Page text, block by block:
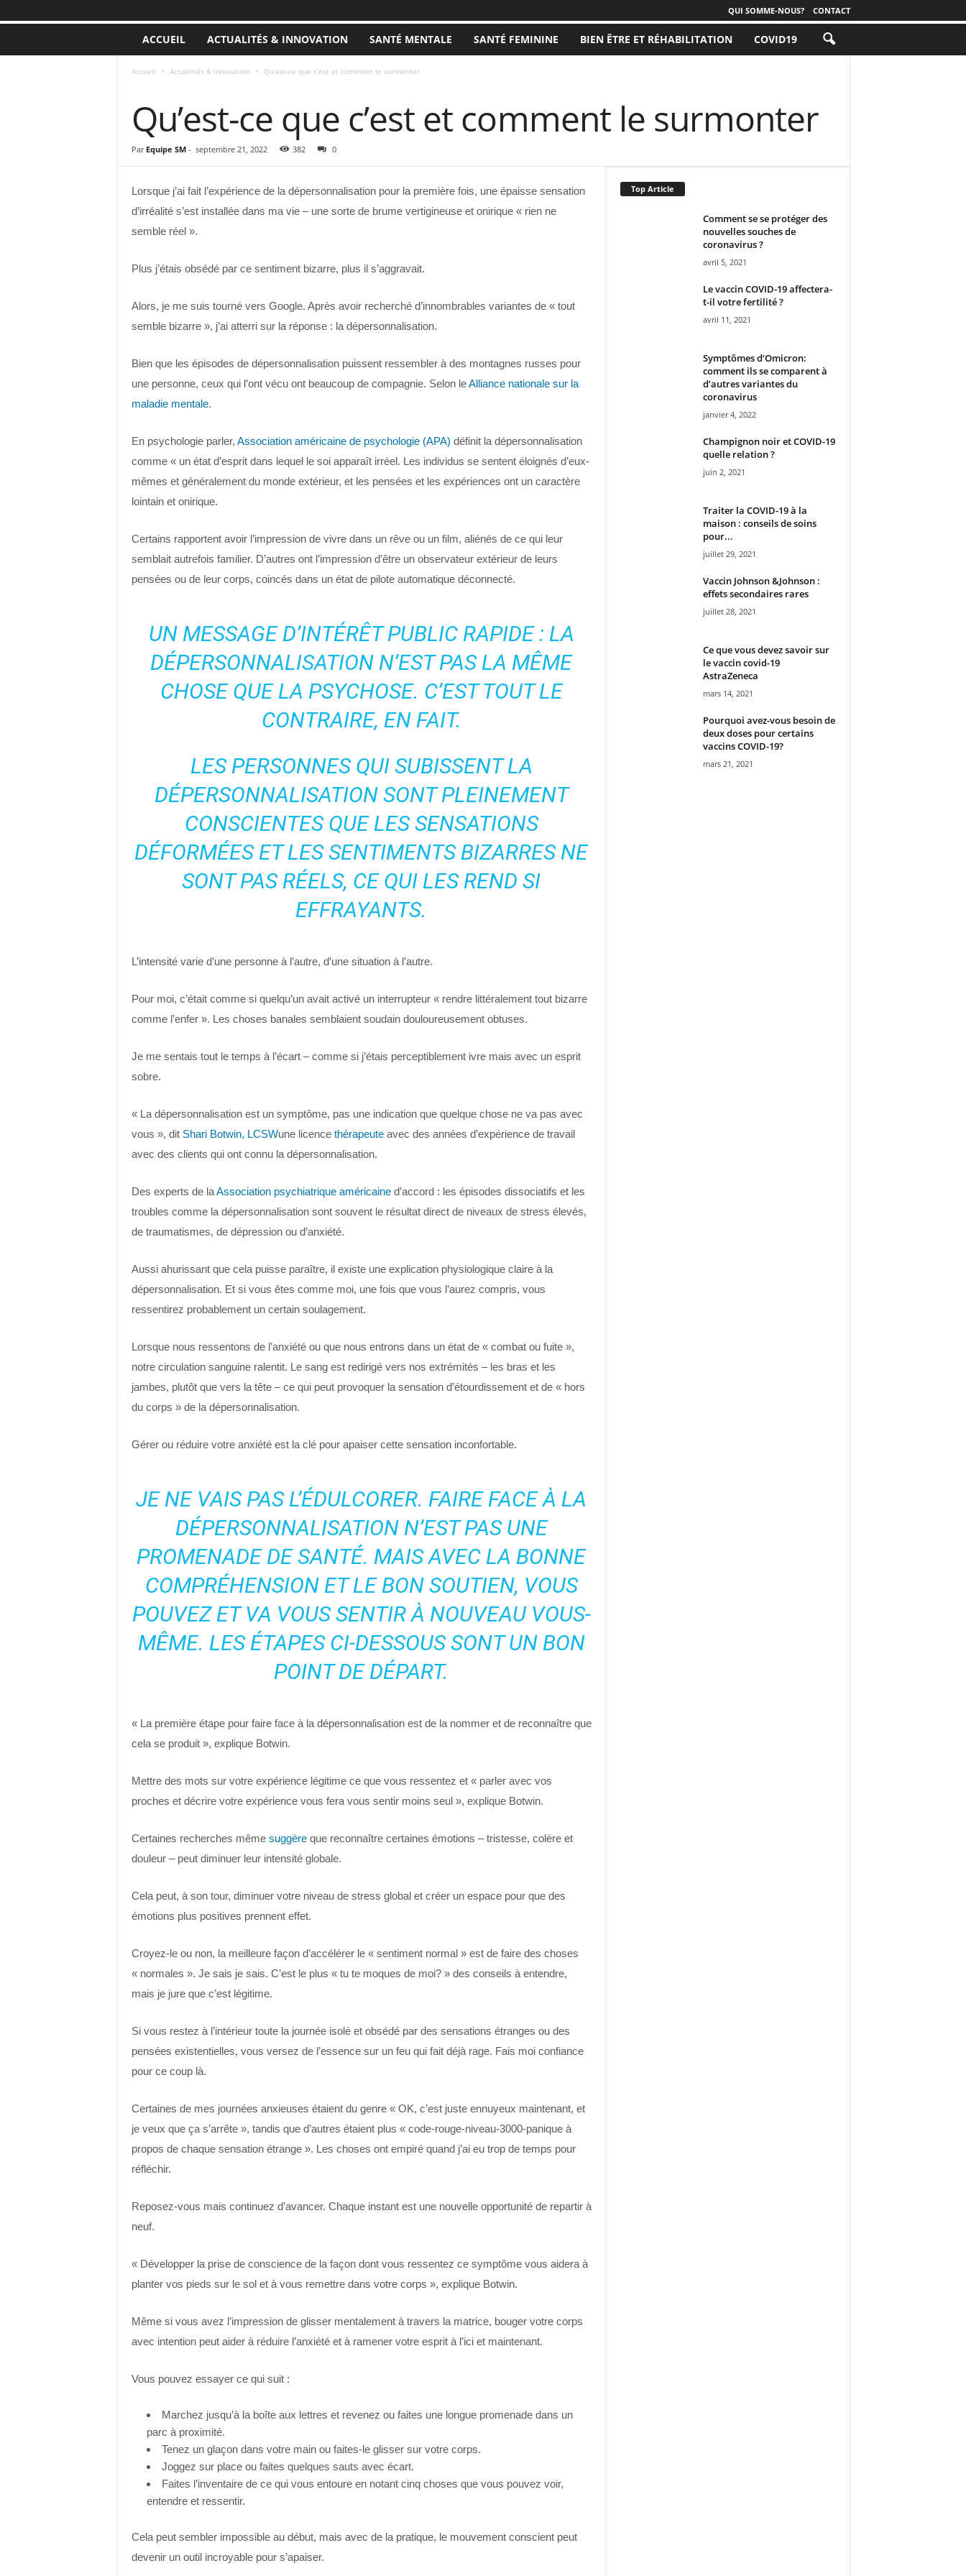
QUI SOMME-NOUS? CONTACT
ACCUEIL ACTUALITÉS & INNOVATION SANTÉ MENTALE SANTÉ FEMININE BIEN ÊTRE ET RÉHABILITATION COVID19
Accueil Actualités & Innovation Qu’est-ce que c’est et comment le surmonter
Qu’est-ce que c’est et comment le surmonter
Par Equipe SM- septembre 21, 2022 382 0
Lorsque j’ai fait l’expérience de la dépersonnalisation pour la première fois, une épaisse sensation
d’irréalité s’est installée dans ma vie – une sorte de brume vertigineuse et onirique « rien ne
semble réel ».
Plus j’étais obsédé par ce sentiment bizarre, plus il s’aggravait.
Alors, je me suis tourné vers Google. Après avoir recherché d’innombrables variantes de « tout
semble bizarre », j’ai atterri sur la réponse : la dépersonnalisation.
Bien que les épisodes de dépersonnalisation puissent ressembler à des montagnes russes pour
une personne, ceux qui l’ont vécu ont beaucoup de compagnie. Selon leAlliance nationale sur la
maladie mentale.
En psychologie parler, Association américaine de psychologie (APA) définit la dépersonnalisation
comme « un état d’esprit dans lequel le soi apparaît irréel. Les individus se sentent éloignés d’eux-
mêmes et généralement du monde extérieur, et les pensées et les expériences ont un caractère
lointain et onirique.
Certains rapportent avoir l’impression de vivre dans un rêve ou un film, aliénés de ce qui leur
semblait autrefois familier. D’autres ont l’impression d’être un observateur extérieur de leurs
pensées ou de leur corps, coincés dans un état de pilote automatique déconnecté.
UN MESSAGE D’INTÉRÊT PUBLIC RAPIDE : LA
DÉPERSONNALISATION N’EST PAS LA MÊME
CHOSE QUE LA PSYCHOSE. C’EST TOUT LE
CONTRAIRE, EN FAIT.
LES PERSONNES QUI SUBISSENT LA
DÉPERSONNALISATION SONT PLEINEMENT
CONSCIENTES QUE LES SENSATIONS
DÉFORMÉES ET LES SENTIMENTS BIZARRES NE
SONT PAS RÉELS, CE QUI LES REND SI
EFFRAYANTS.
L’intensité varie d’une personne à l’autre, d’une situation à l’autre.
Pour moi, c’était comme si quelqu’un avait activé un interrupteur « rendre littéralement tout bizarre
comme l’enfer ». Les choses banales semblaient soudain douloureusement obtuses.
Je me sentais tout le temps à l’écart – comme si j’étais perceptiblement ivre mais avec un esprit
sobre.
« La dépersonnalisation est un symptôme, pas une indication que quelque chose ne va pas avec
vous », dit Shari Botwin, LCSWune licence thérapeuteavec des années d’expérience de travail
avec des clients qui ont connu la dépersonnalisation.
Des experts de laAssociation psychiatrique américained’accord : les épisodes dissociatifs et les
troubles comme la dépersonnalisation sont souvent le résultat direct de niveaux de stress élevés,
de traumatismes, de dépression ou d’anxiété.
Aussi ahurissant que cela puisse paraître, il existe une explication physiologique claire à la
dépersonnalisation. Et si vous êtes comme moi, une fois que vous l’aurez compris, vous
ressentirez probablement un certain soulagement.
Lorsque nous ressentons de l’anxiété ou que nous entrons dans un état de « combat ou fuite »,
notre circulation sanguine ralentit. Le sang est redirigé vers nos extrémités – les bras et les
jambes, plutôt que vers la tête – ce qui peut provoquer la sensation d’étourdissement et de « hors
du corps » de la dépersonnalisation.
Gérer ou réduire votre anxiété est la clé pour apaiser cette sensation inconfortable.
JE NE VAIS PAS L’ÉDULCORER. FAIRE FACE À LA
DÉPERSONNALISATION N’EST PAS UNE
PROMENADE DE SANTÉ. MAIS AVEC LA BONNE
COMPRÉHENSION ET LE BON SOUTIEN, VOUS
POUVEZ ET VA VOUS SENTIR À NOUVEAU VOUS-
MÊME. LES ÉTAPES CI-DESSOUS SONT UN BON
POINT DE DÉPART.
« La première étape pour faire face à la dépersonnalisation est de la nommer et de reconnaître que
cela se produit », explique Botwin.
Mettre des mots sur votre expérience légitime ce que vous ressentez et « parler avec vos
proches et décrire votre expérience vous fera vous sentir moins seul », explique Botwin.
Certaines recherches même suggèreque reconnaître certaines émotions – tristesse, colère et
douleur – peut diminuer leur intensité globale.
Cela peut, à son tour, diminuer votre niveau de stress global et créer un espace pour que des
émotions plus positives prennent effet.
Croyez-le ou non, la meilleure façon d’accélérer le « sentiment normal » est de faire des choses
« normales ». Je sais je sais. C’est le plus « tu te moques de moi? » des conseils à entendre,
mais je jure que c’est légitime.
Si vous restez à l’intérieur toute la journée isolé et obsédé par des sensations étranges ou des
pensées existentielles, vous versez de l’essence sur un feu qui fait déjà rage. Fais moi confiance
pour ce coup là.
Certaines de mes journées anxieuses étaient du genre « OK, c’est juste ennuyeux maintenant, et
je veux que ça s’arrête », tandis que d’autres étaient plus « code-rouge-niveau-3000-panique à
propos de chaque sensation étrange ». Les choses ont empiré quand j’ai eu trop de temps pour
réfléchir.
Reposez-vous mais continuez d’avancer. Chaque instant est une nouvelle opportunité de repartir à
neuf.
« Développer la prise de conscience de la façon dont vous ressentez ce symptôme vous aidera à
planter vos pieds sur le sol et à vous remettre dans votre corps », explique Botwin.
Même si vous avez l’impression de glisser mentalement à travers la matrice, bouger votre corps
avec intention peut aider à réduire l’anxiété et à ramener votre esprit à l’ici et maintenant.
Vous pouvez essayer ce qui suit :
Marchez jusqu’à la boîte aux lettres et revenez ou faites une longue promenade dans un
parc à proximité.
Tenez un glaçon dans votre main ou faites-le glisser sur votre corps.
Joggez sur place ou faites quelques sauts avec écart.
Faites l’inventaire de ce qui vous entoure en notant cinq choses que vous pouvez voir,
entendre et ressentir.
Cela peut sembler impossible au début, mais avec de la pratique, le mouvement conscient peut
devenir un outil incroyable pour s’apaiser.
Top Article
Comment se se protéger des
nouvelles souches de
coronavirus ?
avril 5, 2021
Le vaccin COVID-19 affectera-
t-il votre fertilité ?
avril 11, 2021
Symptômes d’Omicron:
comment ils se comparent à
d’autres variantes du
coronavirus
janvier 4, 2022
Champignon noir et COVID-19
quelle relation ?
juin 2, 2021
Traiter la COVID-19 à la
maison : conseils de soins
pour...
juillet 29, 2021
Vaccin Johnson &Johnson :
effets secondaires rares
juillet 28, 2021
Ce que vous devez savoir sur
le vaccin covid-19
AstraZeneca
mars 14, 2021
Pourquoi avez-vous besoin de
deux doses pour certains
vaccins COVID-19?
mars 21, 2021